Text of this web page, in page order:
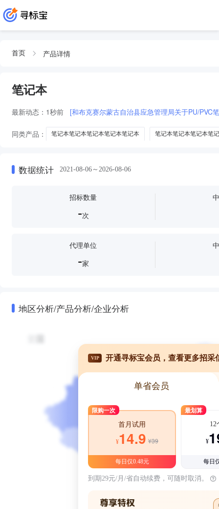
首页 产品详情
笔记本
最新动态： 1秒前 [和布克赛尔蒙古自治县应急管理局关于PU/PVC
同类产品： 笔记本笔记本笔记本笔记本笔记本 笔记本笔记本笔记本笔
数据统计 2021-08-06～2026-08-06
招标数量
-次
代理单位
-家
地区分析/产品分析/企业分析
VIP 开通寻标宝会员，查看更多招采
单省会员
限购一次
首月试用
¥14.9 ¥39
每日仅0.48元
最划算
12
¥
每日
到期29元/月/省自动续费，可随时取消。